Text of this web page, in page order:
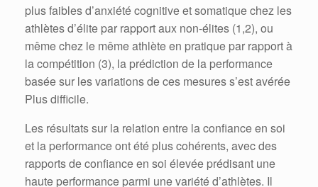
plus faibles d’anxiété cognitive et somatique chez les
athlètes d’élite par rapport aux non-élites (1,2), ou
même chez le même athlète en pratique par rapport à
la compétition (3), la prédiction de la performance
basée sur les variations de ces mesures s’est avérée
Plus difficile.
Les résultats sur la relation entre la confiance en soi
et la performance ont été plus cohérents, avec des
rapports de confiance en soi élevée prédisant une
haute performance parmi une variété d’athlètes. Il